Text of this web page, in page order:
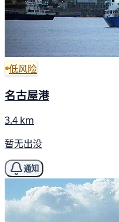
低风险
名古屋港
3.4 km
暂无出没
通知